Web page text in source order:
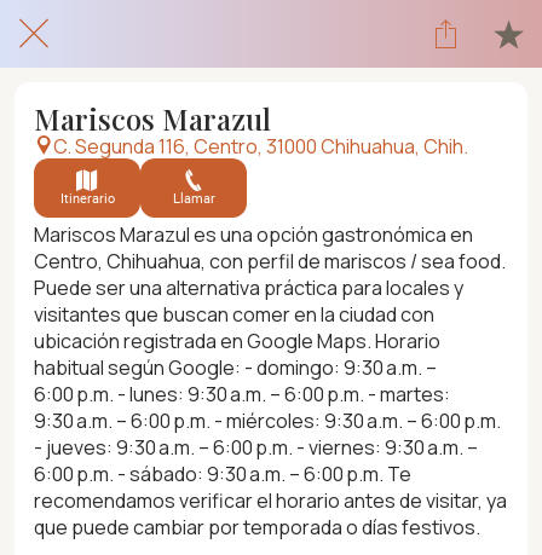
Mariscos Marazul
C. Segunda 116, Centro, 31000 Chihuahua, Chih.
Itinerario Llamar
Mariscos Marazul es una opción gastronómica en
Centro, Chihuahua, con perfil de mariscos / sea food.
Puede ser una alternativa práctica para locales y
visitantes que buscan comer en la ciudad con
ubicación registrada en Google Maps. Horario
habitual según Google: - domingo: 9:30 a.m. –
6:00 p.m. - lunes: 9:30 a.m. – 6:00 p.m. - martes:
9:30 a.m. – 6:00 p.m. - miércoles: 9:30 a.m. – 6:00 p.m.
- jueves: 9:30 a.m. – 6:00 p.m. - viernes: 9:30 a.m. –
6:00 p.m. - sábado: 9:30 a.m. – 6:00 p.m. Te
recomendamos verificar el horario antes de visitar, ya
que puede cambiar por temporada o días festivos.